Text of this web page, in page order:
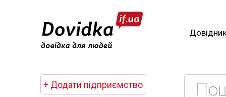
+ Додати підприємство